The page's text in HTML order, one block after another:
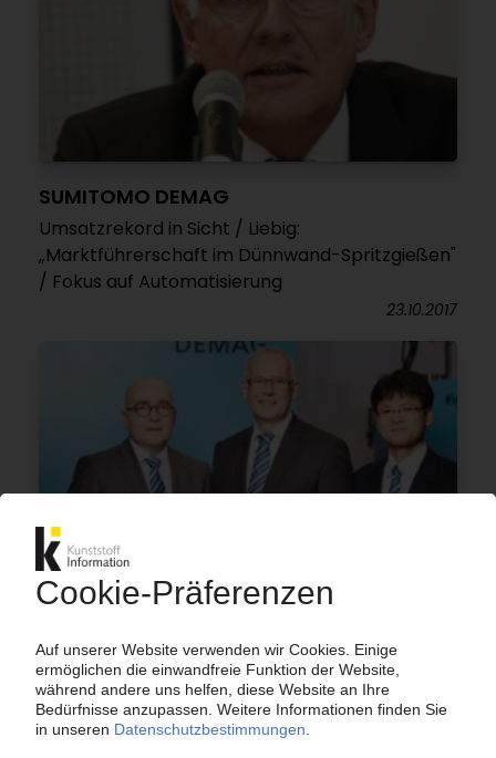
SUMITOMO DEMAG
Umsatzrekord in Sicht / Liebig:
„Marktführerschaft im Dünnwand-Spritzgießen"
/ Fokus auf Automatisierung
23.10.2017
SUMITOMO DEMAG
Nach Rekordjahr weiteres Wachstum auch in
Spritzgießmaschinen
16.05.2017
SUMITOMO DEMAG
Spritzgießmaschinenbauer schafft